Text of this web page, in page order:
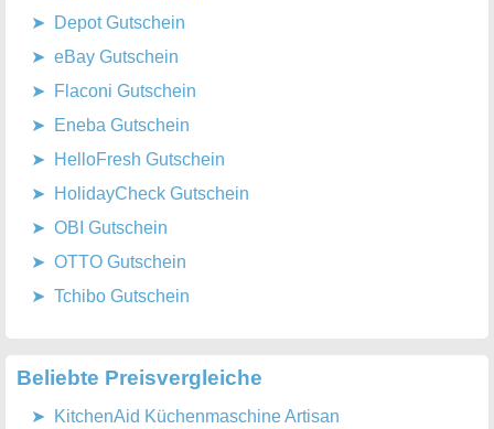
Depot Gutschein
eBay Gutschein
Flaconi Gutschein
Eneba Gutschein
HelloFresh Gutschein
HolidayCheck Gutschein
OBI Gutschein
OTTO Gutschein
Tchibo Gutschein
Beliebte Preisvergleiche
KitchenAid Küchenmaschine Artisan